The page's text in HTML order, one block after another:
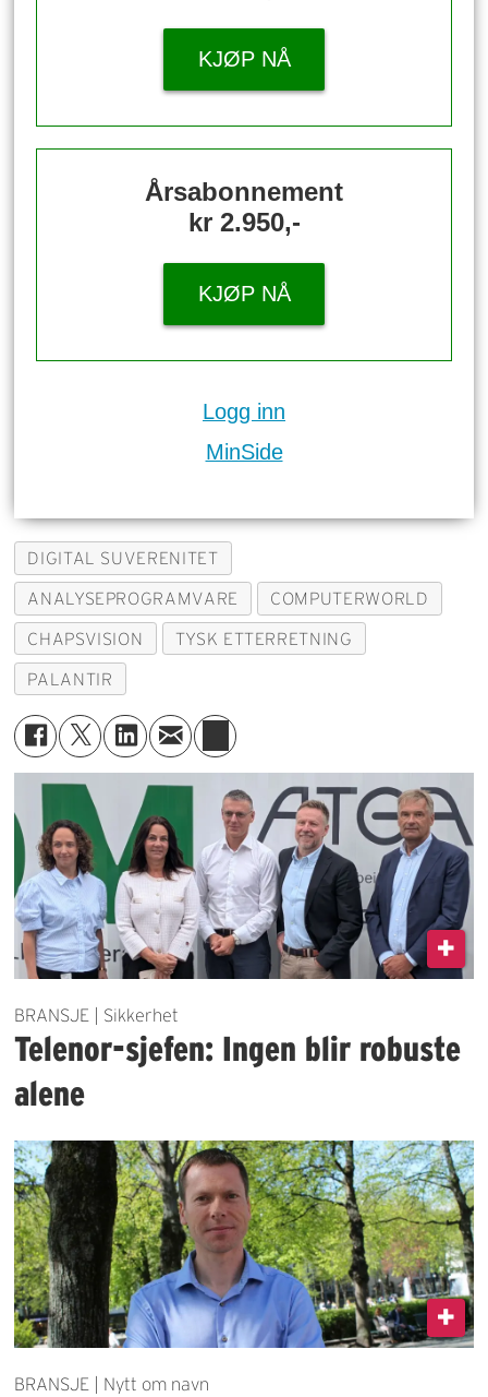
KJØP NÅ
Årsabonnement
kr 2.950,-
KJØP NÅ
Logg inn
MinSide
DIGITAL SUVERENITET
ANALYSEPROGRAMVARE COMPUTERWORLD
CHAPSVISION TYSK ETTERRETNING
PALANTIR
BRANSJE | Sikkerhet
Telenor-sjefen: Ingen blir robuste
alene
BRANSJE | Nytt om navn